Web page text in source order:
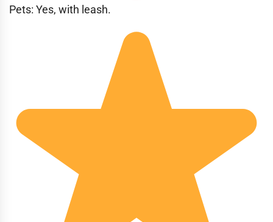
Pets: Yes, with leash.